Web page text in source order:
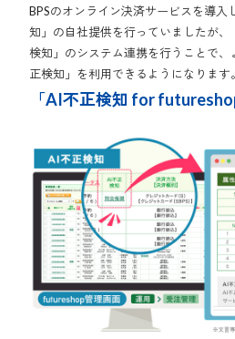
BPSのオンライン決済サービスを導入
知」の自社提供を行っていましたが
検知」のシステム連携を行うことで
正検知」を利用できるようになります。
「AI不正検知 for